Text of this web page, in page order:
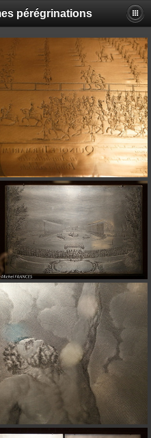
pérégrinations